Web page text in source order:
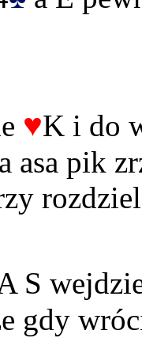
♥K i do
asa pik
S
gdy